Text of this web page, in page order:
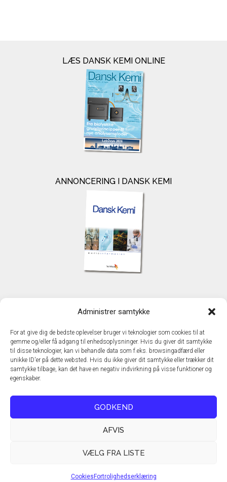
Administrer samtykke
For at give dig de bedste oplevelser bruger vi teknologier som cookies til at
gemme og/eller få adgang til enhedsoplysninger. Hvis du giver dit samtykke
til disse teknologier, kan vi behandle data som f.eks. browsingadfærd eller
unikke ID'er på dette websted. Hvis du ikke giver dit samtykke eller trækker dit
samtykke tilbage, kan det have en negativ indvirkning på visse funktioner og
egenskaber.
GODKEND
AFVIS
VÆLG FRA LISTE
Cookies Fortrolighedserklæring
LÆS DANSK KEMI ONLINE
ANNONCERING I DANSK KEMI
TechMedia A/S
DK - 2600 Glostrup
www.techmedia.dk
Telefon: +45 43 24 26 28
E-mail:info@techmedia.dk